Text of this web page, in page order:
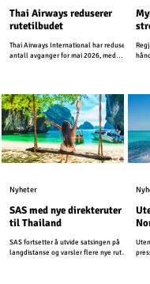
Thai Airways reduserer
rutetilbudet
Thai Airways International har redusert
antall avganger for mai 2026, med
SAS med nye direkteruter
til Thailand
SAS fortsetter å utvide satsingen på
langdistanse og varsler flere nye ruter i
Nyheter